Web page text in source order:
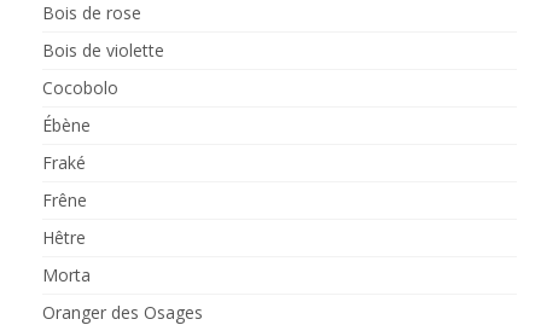
Bois de rose
Bois de violette
Cocobolo
Ébène
Fraké
Frêne
Hêtre
Morta
Oranger des Osages